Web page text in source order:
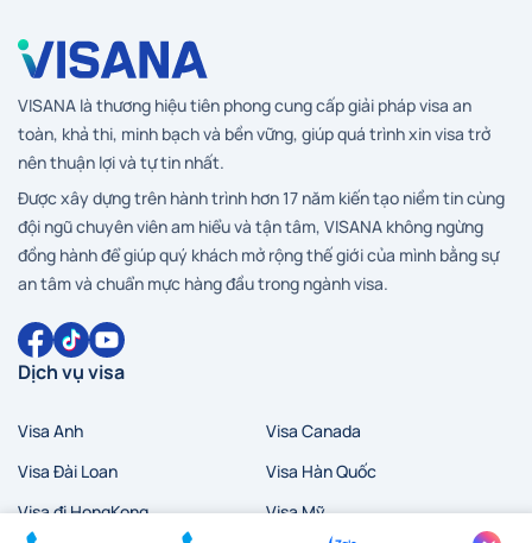
VISANA là thương hiệu tiên phong cung cấp giải pháp visa an
toàn, khả thi, minh bạch và bền vững, giúp quá trình xin visa trở
nên thuận lợi và tự tin nhất.
Được xây dựng trên hành trình hơn 17 năm kiến tạo niềm tin cùng
đội ngũ chuyên viên am hiểu và tận tâm, VISANA không ngừng
đồng hành để giúp quý khách mở rộng thế giới của mình bằng sự
an tâm và chuẩn mực hàng đầu trong ngành visa.
Dịch vụ visa
Visa Anh
Visa Canada
Visa Đài Loan
Visa Hàn Quốc
Visa đi HongKong
Visa Mỹ